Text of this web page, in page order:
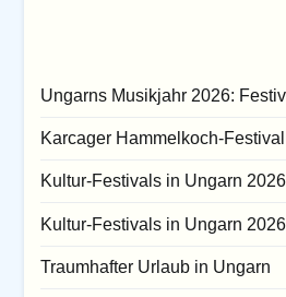
Ungarns Musikjahr 2026:
Karcager Hammelkoch-Festival
Kultur-Festivals in Ungarn
Kultur-Festivals in Ungarn 2026
Traumhafter Urlaub in Ungarn